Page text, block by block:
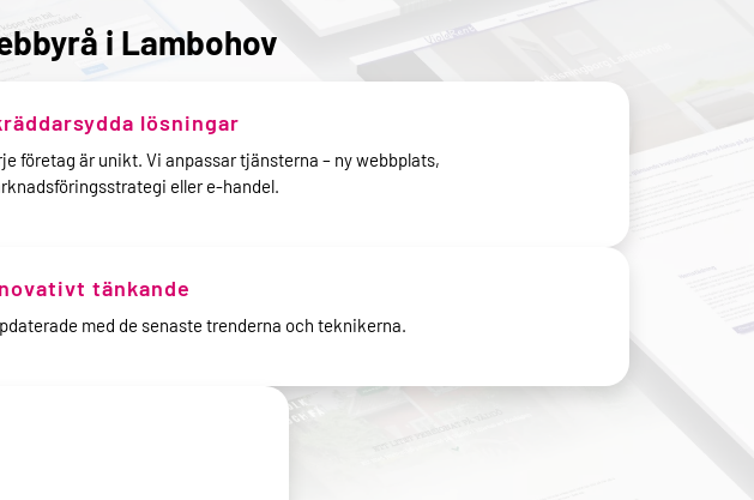
i Lambohov
lösningar
företag är unikt. Vi anpassar tjänsterna – ny webbplats,
eller e-handel.
tänkande
med de senaste trenderna och teknikerna.